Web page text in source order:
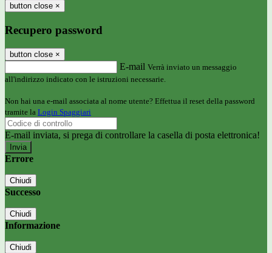
button close ×
Recupero password
button close ×
E-mail Verrà inviato un messaggio
all'indirizzo indicato con le istruzioni necessarie.
Non hai una e-mail associata al nome utente? Effettua il reset della password
tramite la Login Spaggiari
E-mail inviata, si prega di controllare la casella di posta elettronica!
Errore
Chiudi
Successo
Chiudi
Informazione
Chiudi